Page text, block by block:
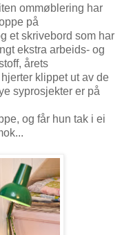
ommøblering har
på
et skrivebord som har
ekstra arbeids- og
årets
klippet ut av de
syprosjekter er på
og får hun tak i ei